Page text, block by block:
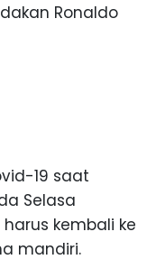
Ronaldo
19 saat
Selasa
kembali ke
mandiri.